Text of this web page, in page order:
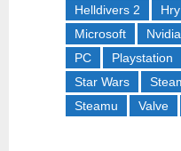
Helldivers 2
Hry
Microsoft
Nvidia
PC
Playstation
Star Wars
Steamu
Valve